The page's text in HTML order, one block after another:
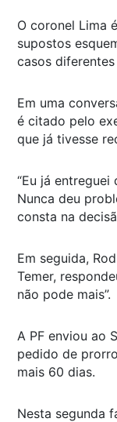
O coronel Lima
supostos
casos
Em uma
é citado pelo
que já tivesse
“Eu já
Nunca deu
consta na
Em seguida,
Temer,
não pode mais”.
A PF enviou ao
pedido de
mais 60 dias.
Nesta segunda